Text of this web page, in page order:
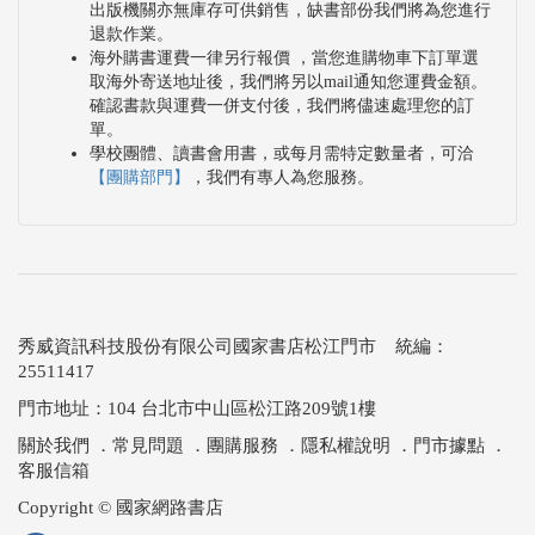
出版機關亦無庫存可供銷售，缺書部份我們將為您進行
退款作業。
海外購書運費一律另行報價 ，當您進購物車下訂單選
取海外寄送地址後，我們將另以mail通知您運費金額。
確認書款與運費一併支付後，我們將儘速處理您的訂
單。
學校團體、讀書會用書，或每月需特定數量者，可洽
【團購部門】
，我們有專人為您服務。
秀威資訊科技股份有限公司國家書店松江門市 統編：
25511417
門市地址：104 台北市中山區松江路209號1樓
關於我們
． 常見問題 ． 團購服務 ． 隱私權說明 ． 門市據點 ．
客服信箱
Copyright © 國家網路書店